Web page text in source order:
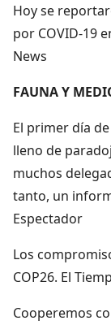
Hoy se
por COVID-19
News
FAUNA Y
El primer día
lleno de
muchos
tanto, un
Espectador
Los
COP26. El
Cooperemos